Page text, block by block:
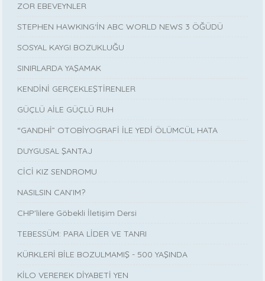
ZOR EBEVEYNLER
STEPHEN HAWKING‘İN ABC WORLD NEWS 3 ÖĞÜDÜ
SOSYAL KAYGI BOZUKLUĞU
SINIRLARDA YAŞAMAK
KENDİNİ GERÇEKLEŞTİRENLER
GÜÇLÜ AİLE GÜÇLÜ RUH
“GANDHİ” OTOBİYOGRAFİ İLE YEDİ ÖLÜMCÜL HATA
DUYGUSAL ŞANTAJ
CİCİ KIZ SENDROMU
NASILSIN CAN’IM?
CHP'lilere Göbekli İletişim Dersi
TEBESSÜM: PARA LİDER VE TANRI
KÜRKLERİ BİLE BOZULMAMIŞ - 500 YAŞINDA
KİLO VEREREK DİYABETİ YEN